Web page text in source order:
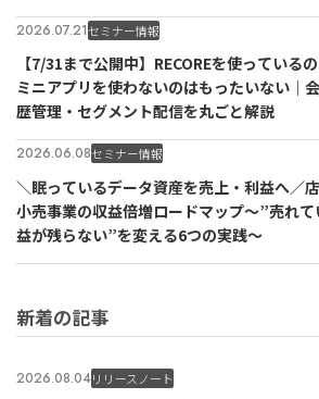
2026.07.21セミナー情報
【7/31まで公開中】RECOREを使っている
ミニアプリを使わないのはもったいない｜
歴管理・セグメント配信を丸ごと解説
2026.06.08セミナー情報
＼眠っているデータ資産を売上・利益へ／
小売事業の収益倍増ロードマップ～”売れて
益が残らない”を変える6つの実践～
新着の記事
2026.08.04リリースノート